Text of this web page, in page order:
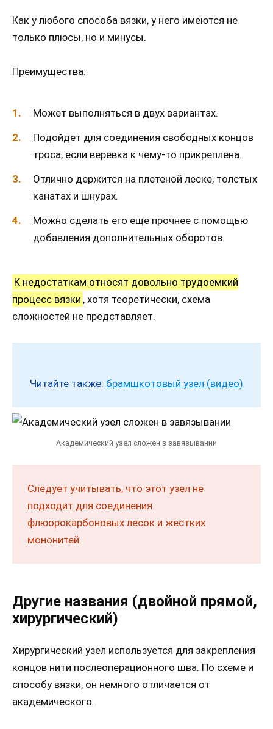
Как у любого способа вязки, у него имеются не
только плюсы, но и минусы.
Преимущества:
Может выполняться в двух вариантах.
Подойдет для соединения свободных концов
троса, если веревка к чему-то прикреплена.
Отлично держится на плетеной леске, толстых
канатах и шнурах.
Можно сделать его еще прочнее с помощью
добавления дополнительных оборотов.
К недостаткам относят довольно трудоемкий
процесс вязки , хотя теоретически, схема
сложностей не представляет.
Читайте также: брамшкотовый узел (видео)
Академический узел сложен в завязывании
Следует учитывать, что этот узел не
подходит для соединения
флюорокарбоновых лесок и жестких
мононитей.
Другие названия (двойной прямой,
хирургический)
Хирургический узел используется для закрепления
концов нити послеоперационного шва. По схеме и
способу вязки, он немного отличается от
академического.